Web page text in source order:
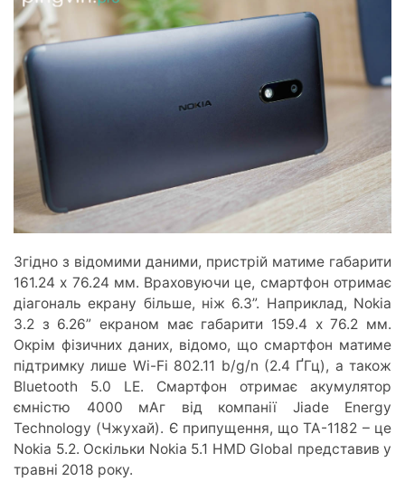
Згідно з відомими даними, пристрій матиме габарити
161.24 x 76.24 мм. Враховуючи це, смартфон отримає
діагональ екрану більше, ніж 6.3”. Наприклад, Nokia
3.2 з 6.26” екраном має габарити 159.4 x 76.2 мм.
Окрім фізичних даних, відомо, що смартфон матиме
підтримку лише Wi-Fi 802.11 b/g/n (2.4 ҐГц), а також
Bluetooth 5.0 LE. Смартфон отримає акумулятор
ємністю 4000 мАг від компанії Jiade Energy
Technology (Чжухай). Є припущення, що TA-1182 – це
Nokia 5.2. Оскільки Nokia 5.1 HMD Global представив у
травні 2018 року.